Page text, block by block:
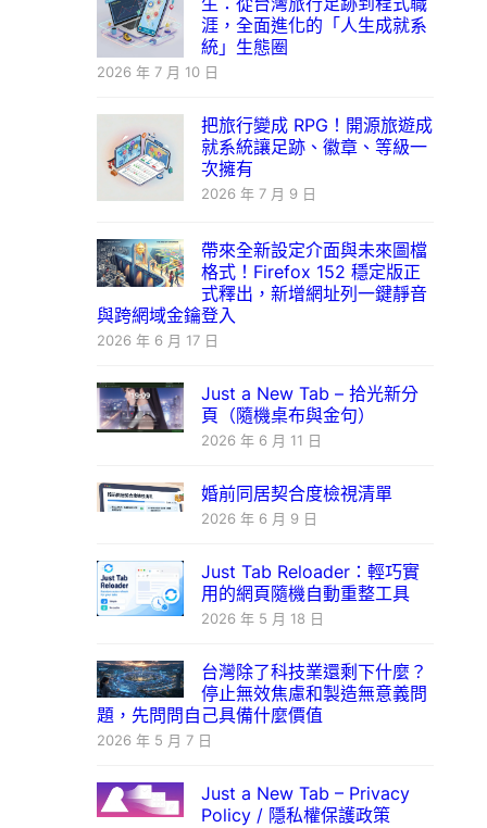
涯，全面進化的「人生成就系
統」生態圈
2026 年 7 月 10 日
把旅行變成 RPG！開源旅遊成
就系統讓足跡、徽章、等級一
次擁有
2026 年 7 月 9 日
帶來全新設定介面與未來圖檔
格式！Firefox 152 穩定版正
式釋出，新增網址列一鍵靜音
與跨網域金鑰登入
2026 年 6 月 17 日
Just a New Tab – 拾光新分
頁（隨機桌布與金句）
2026 年 6 月 11 日
婚前同居契合度檢視清單
2026 年 6 月 9 日
Just Tab Reloader：輕巧實
用的網頁隨機自動重整工具
2026 年 5 月 18 日
台灣除了科技業還剩下什麼？
停止無效焦慮和製造無意義問
題，先問問自己具備什麼價值
2026 年 5 月 7 日
Just a New Tab – Privacy
Policy / 隱私權保護政策